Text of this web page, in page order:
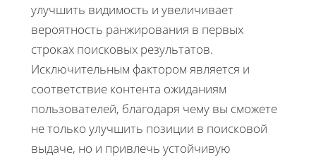
улучшить видимость и увеличивает
вероятность ранжирования в первых
строках поисковых результатов.
Исключительным фактором является и
соответствие контента ожиданиям
пользователей, благодаря чему вы сможете
не только улучшить позиции в поисковой
выдаче, но и привлечь устойчивую